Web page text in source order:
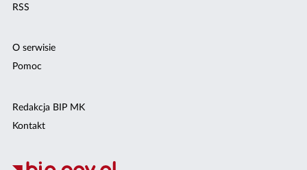
RSS
O serwisie
Pomoc
Redakcja BIP MK
Kontakt